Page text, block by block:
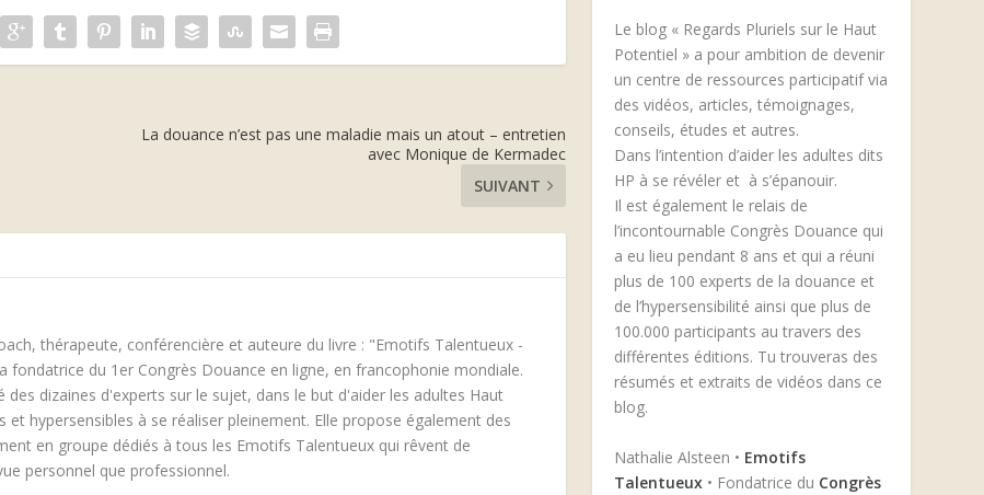
La douance n’est pas une maladie mais un atout – entretien
avec Monique de Kermadec
SUIVANT
thérapeute, conférencière et auteure du livre : "Emotifs Talentueux -
fondatrice du 1er Congrès Douance en ligne, en francophonie mondiale.
des dizaines d'experts sur le sujet, dans le but d'aider les adultes Haut
et hypersensibles à se réaliser pleinement. Elle propose également des
en groupe dédiés à tous les Emotifs Talentueux qui rêvent de
personnel que professionnel.
Le blog « Regards Pluriels sur le Haut
Potentiel » a pour ambition de devenir
un centre de ressources participatif via
des vidéos, articles, témoignages,
conseils, études et autres.
Dans l’intention d’aider les adultes dits
HP à se révéler et à s’épanouir.
Il est également le relais de
l’incontournable Congrès Douance qui
a eu lieu pendant 8 ans et qui a réuni
plus de 100 experts de la douance et
de l’hypersensibilité ainsi que plus de
100.000 participants au travers des
différentes éditions. Tu trouveras des
résumés et extraits de vidéos dans ce
blog.
Nathalie Alsteen • Emotifs
Talentueux • Fondatrice du Congrès